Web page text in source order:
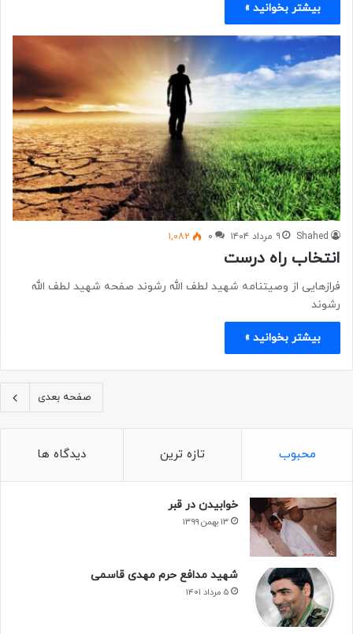
بیشتر بخوانید »
Shahed ۹ مرداد ۱۴۰۴ ۰ ۱,۰۸۲
انتخاب راه درست
فرازهایی از وصیتنامه شهید لطف الله رشوند صفحه شهید لطف الله
رشوند
بیشتر بخوانید »
صفحه بعدی
محبوب تازه ترین دیدگاه ها
خوابیدن در قبر
۱۳ بهمن ۱۳۹۹
شهید مدافع حرم مهدی قاسمی
۵ مرداد ۱۴۰۱